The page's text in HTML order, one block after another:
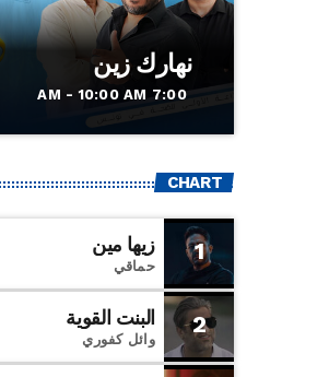
نهارك زين
7:00 AM - 10:00 AM
CHART
1 زيها مين
حماقي
2 البنت القوية
وائل كفوري